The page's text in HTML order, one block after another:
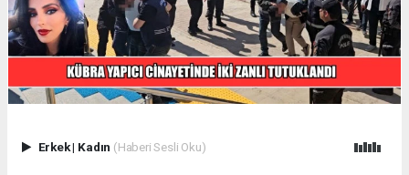
Erkek| Kadın (Haberi Sesli Oku)